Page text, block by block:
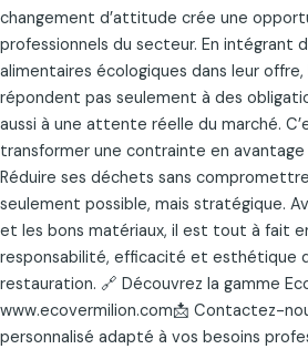
changement d’attitude crée une
professionnels du secteur. En intégrant
alimentaires écologiques dans leur
répondent pas seulement à des
aussi à une attente réelle du marché.
transformer une contrainte en
Réduire ses déchets sans
seulement possible, mais stratégique.
et les bons matériaux, il est tout à fait
responsabilité, efficacité et esthétique
restauration. 🔗 Découvrez la gamme
www.ecovermilion.com📩 Contactez-
personnalisé adapté à vos besoins